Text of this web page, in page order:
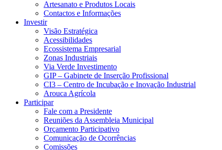
Artesanato e Produtos Locais
Contactos e Informações
Investir
Visão Estratégica
Acessibilidades
Ecossistema Empresarial
Zonas Industriais
Via Verde Investimento
GIP – Gabinete de Inserção Profissional
CI3 – Centro de Incubação e Inovação Industrial
Arouca Agrícola
Participar
Fale com a Presidente
Reuniões da Assembleia Municipal
Orçamento Participativo
Comunicação de Ocorrências
Comissões